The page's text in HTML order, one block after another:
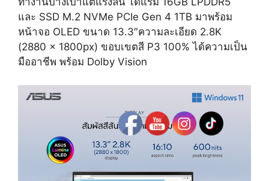
และ SSD M.2 NVMe PCIe Gen 4 1TB มาพร้อม
หน้าจอ OLED ขนาด 13.3″ความละเอียด 2.8K
(2880 x 1800px) ขอบเขตสี P3 100% ได้ความเป็น
มืออาชีพ พร้อม Dolby Vision